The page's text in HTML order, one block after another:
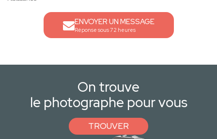
ENVOYER UN MESSAGE
Réponse sous 72 heures
On trouve
le photographe pour vous
TROUVER